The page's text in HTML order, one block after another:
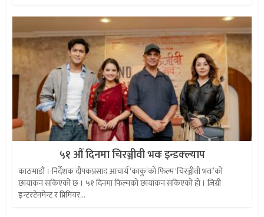
५१ औं दिनमा चिरञ्जीवी भवः इन्डक्ल्याप
काठमाडौं । निर्देशक दीपकप्रसाद आचार्य ‘काकु’को फिल्म ‘चिरञ्जीवी भवः’को
छायांकन सकिएको छ । ५१ दिनमा फिल्मको छायांकन सकिएको हो । जिग्री
इन्टरटेनमेन्ट र प्रिमियर...